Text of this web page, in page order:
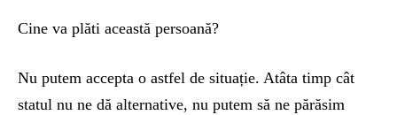
Cine va plăti această persoană?
Nu putem accepta o astfel de situație. Atâta timp cât
statul nu ne dă alternative, nu putem să ne părăsim